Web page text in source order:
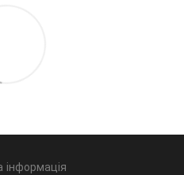
інформація